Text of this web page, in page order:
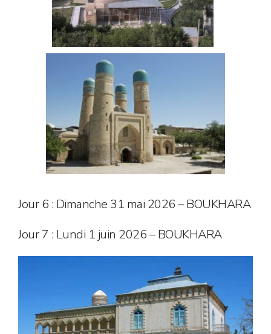
Jour 6 : Dimanche 31 mai 2026 – BOUKHARA
Jour 7 : Lundi 1 juin 2026 – BOUKHARA